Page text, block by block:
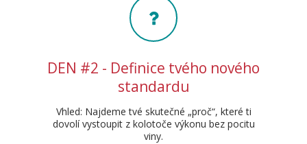
DEN #2 - Definice tvého nového
standardu
Vhled: Najdeme tvé skutečné „proč“, které ti
dovolí vystoupit z kolotoče výkonu bez pocitu
viny.